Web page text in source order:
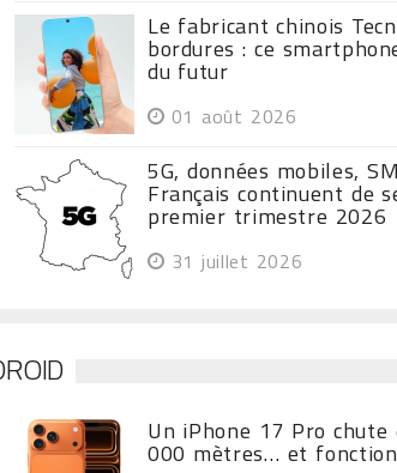
Le fabricant chinois
bordures : ce
du futur
01 août 2026
5G, données mobiles,
Français continuent de
premier trimestre 2026
31 juillet 2026
Un iPhone 17 Pro
000 mètres… et